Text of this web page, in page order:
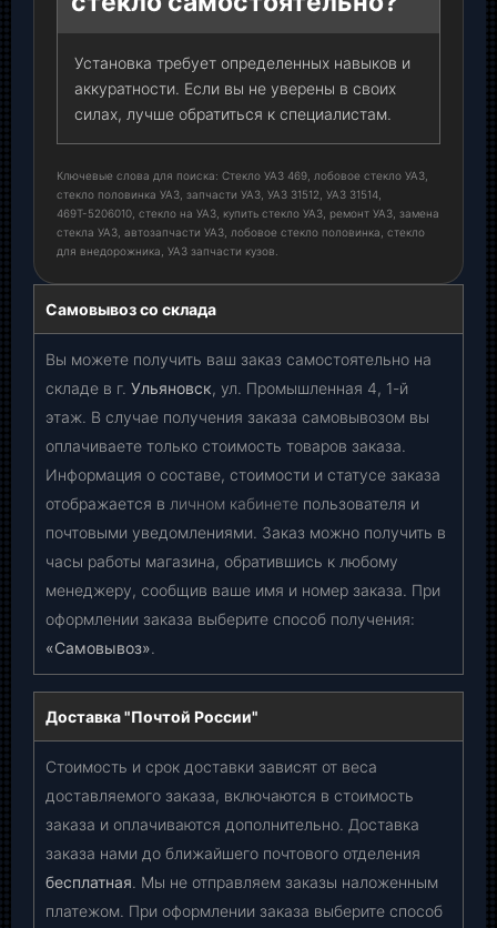
Установка требует определенных навыков и
аккуратности. Если вы не уверены в своих
силах, лучше обратиться к специалистам.
Ключевые слова для поиска: Стекло УАЗ 469, лобовое стекло УАЗ,
стекло половинка УАЗ, запчасти УАЗ, УАЗ 31512, УАЗ 31514,
469Т-5206010, стекло на УАЗ, купить стекло УАЗ, ремонт УАЗ, замена
стекла УАЗ, автозапчасти УАЗ, лобовое стекло половинка, стекло
для внедорожника, УАЗ запчасти кузов.
Самовывоз со склада
Вы можете получить ваш заказ самостоятельно на
складе в г. Ульяновск, ул. Промышленная 4, 1-й
этаж. В случае получения заказа самовывозом вы
оплачиваете только стоимость товаров заказа.
Информация о составе, стоимости и статусе заказа
отображается в личном кабинете пользователя и
почтовыми уведомлениями. Заказ можно получить в
часы работы магазина, обратившись к любому
менеджеру, сообщив ваше имя и номер заказа. При
оформлении заказа выберите способ получения:
«Самовывоз».
Доставка "Почтой России"
Стоимость и срок доставки зависят от веса
доставляемого заказа, включаются в стоимость
заказа и оплачиваются дополнительно. Доставка
заказа нами до ближайшего почтового отделения
бесплатная. Мы не отправляем заказы наложенным
платежом. При оформлении заказа выберите способ